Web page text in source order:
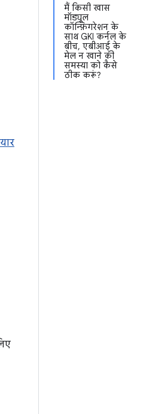
मैं किसी खास
मॉड्यूल
कॉन्फ़िगरेशन के
साथ GKI कर्नल के
बीच, एबीआई के
मेल न खाने की
समस्या को कैसे
ठीक करूं?